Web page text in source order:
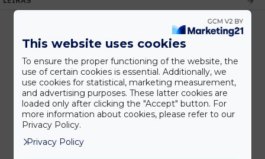
Kedvezmények
Vásárolj nagyobb mennyiségben és megadjuk a legjobb gyártói árakat.
Gyors kiszállítás
Készleten lévő termékeinket akár 24 órán belül megkaphatod!
This website uses cookies
To ensure the proper functioning of the website, the
use of certain cookies is essential. Additionally, we
use cookies for statistical, marketing measurement,
and advertising purposes. These latter cookies are
loaded only after clicking the "Accept" button. For
more information about cookies, please refer to our
Privacy Policy.
Privacy Policy